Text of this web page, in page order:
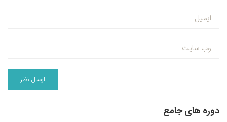
دوره های جامع